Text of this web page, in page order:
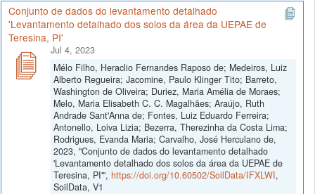
Conjunto de dados do levantamento detalhado
'Levantamento detalhado dos solos da área da UEPAE de
Teresina, PI'
Jul 4, 2023
Mélo Filho, Heraclio Fernandes Raposo de; Medeiros, Luiz
Alberto Regueira; Jacomine, Paulo Klinger Tito; Barreto,
Washington de Oliveira; Duriez, Maria Amélia de Moraes;
Melo, Maria Elisabeth C. C. Magalhães; Araújo, Ruth
Andrade Sant'Anna de; Fontes, Luiz Eduardo Ferreira;
Antonello, Loiva Lizia; Bezerra, Therezinha da Costa Lima;
Rodrigues, Evanda Maria; Carvalho, José Herculano de,
2023, "Conjunto de dados do levantamento detalhado
'Levantamento detalhado dos solos da área da UEPAE de
Teresina, PI'", https://doi.org/10.60502/SoilData/IFXLWI,
SoilData, V1